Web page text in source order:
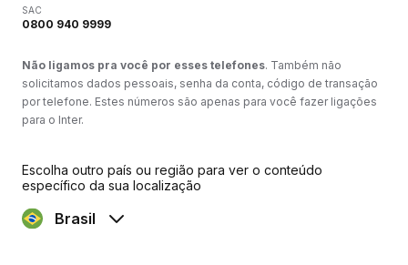
SAC
0800 940 9999
Não ligamos pra você por esses telefones. Também não
solicitamos dados pessoais, senha da conta, código de transação
por telefone. Estes números são apenas para você fazer ligações
para o Inter.
Escolha outro país ou região para ver o conteúdo
específico da sua localização
Brasil